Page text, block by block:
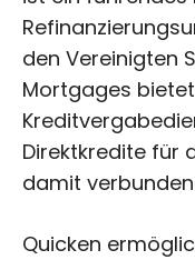
den Vereinigten
Mortgages
Direktkredite für
damit
Quicken